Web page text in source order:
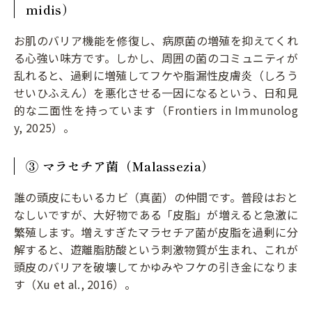
midis）
お肌のバリア機能を修復し、病原菌の増殖を抑えてくれ
る心強い味方です。しかし、周囲の菌のコミュニティが
乱れると、過剰に増殖してフケや脂漏性皮膚炎（しろう
せいひふえん）を悪化させる一因になるという、日和見
的な二面性を持っています（Frontiers in Immunolog
y, 2025）。
③ マラセチア菌（Malassezia）
誰の頭皮にもいるカビ（真菌）の仲間です。普段はおと
なしいですが、大好物である「皮脂」が増えると急激に
繁殖します。増えすぎたマラセチア菌が皮脂を過剰に分
解すると、遊離脂肪酸という刺激物質が生まれ、これが
頭皮のバリアを破壊してかゆみやフケの引き金になりま
す（Xu et al., 2016）。